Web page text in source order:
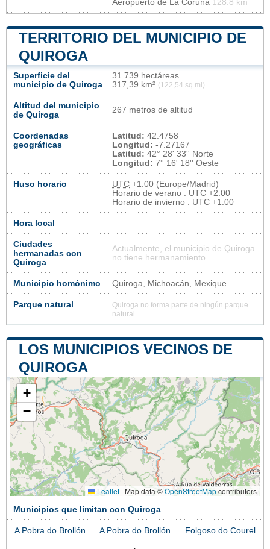
Aeropuerto de La Coruña 128.8 km
TERRITORIO DEL MUNICIPIO DE
QUIROGA
Superficie del
municipio de Quiroga
31 739 hectáreas
317,39 km² (122,54 sq mi)
Altitud del municipio
de Quiroga
267 metros de altitud
Coordenadas
geográficas
Latitud: 42.4758
Longitud: -7.27167
Latitud: 42° 28' 33'' Norte
Longitud: 7° 16' 18'' Oeste
Huso horario UTC +1:00 (Europe/Madrid)
Horario de verano : UTC +2:00
Horario de invierno : UTC +1:00
Hora local
Ciudades
hermanadas con
Quiroga
Actualmente, el municipio de Quiroga
no tiene hermanamiento
Municipio homónimo Quiroga, Michoacán, Mexique
Parque natural
Quiroga no forma parte de ningún parque
natural
LOS MUNICIPIOS VECINOS DE
QUIROGA
+
−
Leaflet | Map data ©OpenStreetMapcontributors
Municipios que limitan con Quiroga
A Pobra do Brollón A Pobra do Brollón Folgoso do Courel